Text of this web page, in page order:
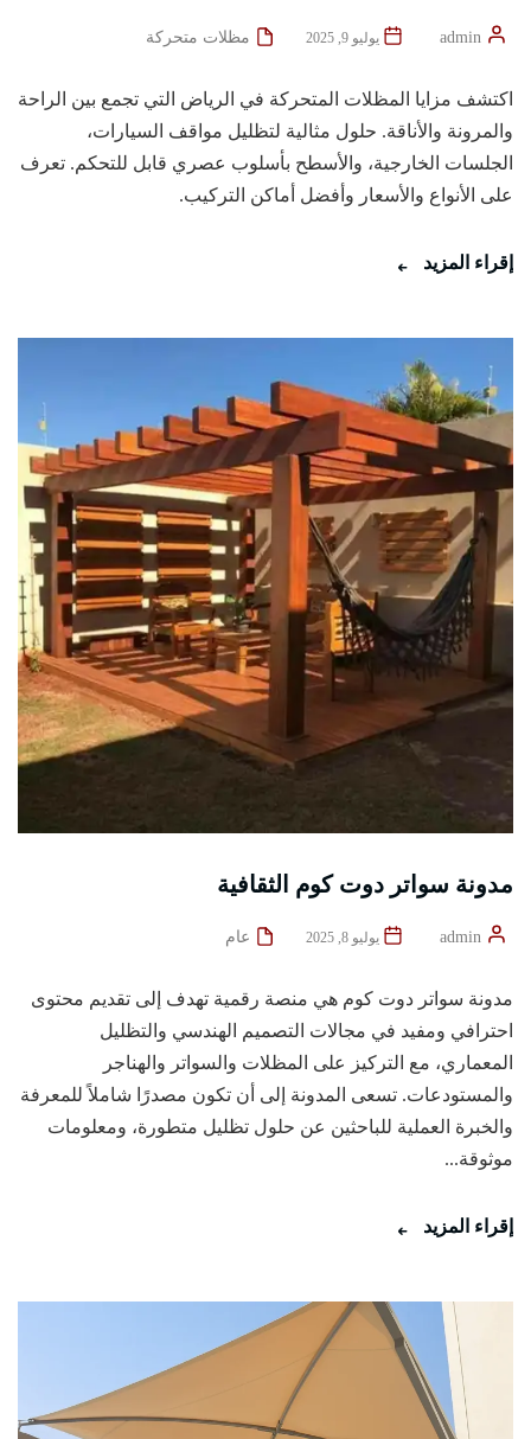
يوليو 9, 2025 مظلات متحركة
اكتشف مزايا المظلات المتحركة في الرياض التي تجمع بين الراحة
والمرونة والأناقة. حلول مثالية لتظليل مواقف السيارات،
الجلسات الخارجية، والأسطح بأسلوب عصري قابل للتحكم. تعرف
على الأنواع والأسعار وأفضل أماكن التركيب.
إقراء المزيد
مدونة سواتر دوت كوم الثقافية
يوليو 8, 2025 عام
مدونة سواتر دوت كوم هي منصة رقمية تهدف إلى تقديم محتوى
احترافي ومفيد في مجالات التصميم الهندسي والتظليل
المعماري، مع التركيز على المظلات والسواتر والهناجر
والمستودعات. تسعى المدونة إلى أن تكون مصدرًا شاملاً للمعرفة
والخبرة العملية للباحثين عن حلول تظليل متطورة، ومعلومات
موثوقة...
إقراء المزيد